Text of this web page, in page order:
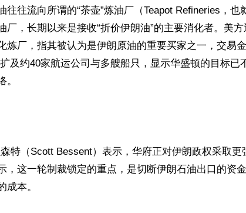
往往流向所谓的“茶壶”炼油厂（Teapot Refineries，也
厂，长期以来是接收“折价伊朗油”的主要消化者。美
炼厂，指其被认为是伊朗原油的重要买家之一，交易
及约40家航运公司与多艘船只，显示华盛顿的目标已
。
特（Scott Bessent）表示，华府正对伊朗政权采取更
，这一轮制裁锁定的重点，是切断伊朗石油出口的资
成本。